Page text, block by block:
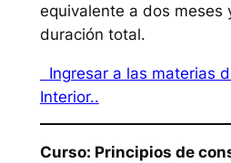
equivalente a dos
duración total.
Ingresar a las materias
Interior..
Curso: Principios de